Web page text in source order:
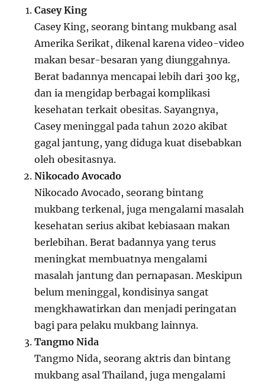
Casey King
Casey King, seorang bintang mukbang asal
Amerika Serikat, dikenal karena video-video
makan besar-besaran yang diunggahnya.
Berat badannya mencapai lebih dari 300 kg,
dan ia mengidap berbagai komplikasi
kesehatan terkait obesitas. Sayangnya,
Casey meninggal pada tahun 2020 akibat
gagal jantung, yang diduga kuat disebabkan
oleh obesitasnya.
Nikocado Avocado
Nikocado Avocado, seorang bintang
mukbang terkenal, juga mengalami masalah
kesehatan serius akibat kebiasaan makan
berlebihan. Berat badannya yang terus
meningkat membuatnya mengalami
masalah jantung dan pernapasan. Meskipun
belum meninggal, kondisinya sangat
mengkhawatirkan dan menjadi peringatan
bagi para pelaku mukbang lainnya.
Tangmo Nida
Tangmo Nida, seorang aktris dan bintang
mukbang asal Thailand, juga mengalami